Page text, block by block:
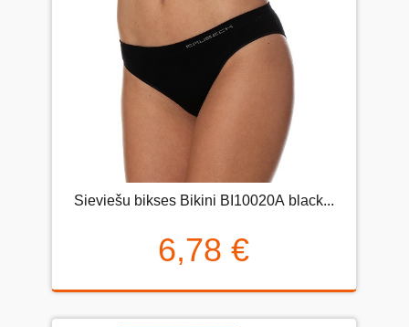
Sieviešu bikses Bikini BI10020А black...
6,78 €